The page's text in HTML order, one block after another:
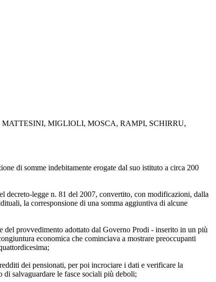
MIGLIOLI, MOSCA, RAMPI, SCHIRRU,
di somme indebitamente erogate dal suo istituto a circa 200
decreto-legge n. 81 del 2007, convertito, con modificazioni, dalla
la corresponsione di una somma aggiuntiva di alcune
del provvedimento adottato dal Governo Prodi - inserito in un più
economica che cominciava a mostrare preoccupanti
dei pensionati, per poi incrociare i dati e verificare la
salvaguardare le fasce sociali più deboli;